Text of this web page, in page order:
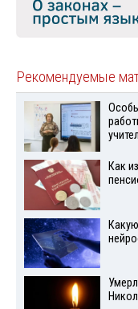
Рекомендуемые
Как